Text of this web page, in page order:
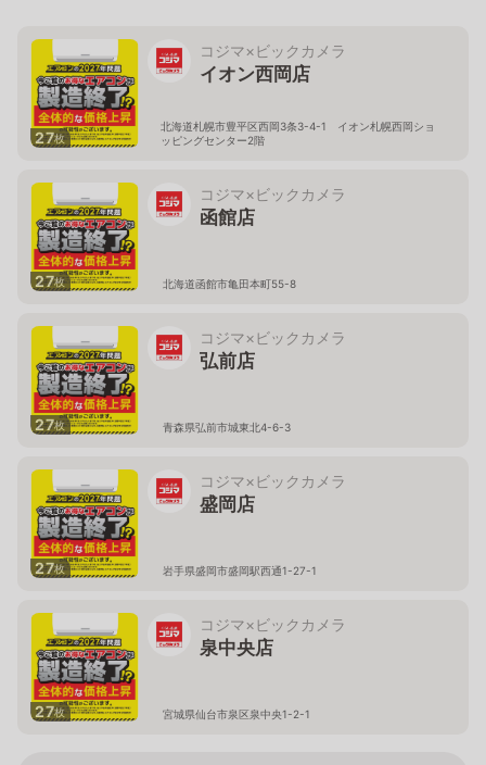
27枚
コジマ×ビックカメラ
イオン西岡店
北海道札幌市豊平区西岡3条3-4-1 イオン札幌西岡ショ
ッピングセンター2階
27枚
コジマ×ビックカメラ
函館店
北海道函館市亀田本町55-8
27枚
コジマ×ビックカメラ
弘前店
青森県弘前市城東北4-6-3
27枚
コジマ×ビックカメラ
盛岡店
岩手県盛岡市盛岡駅西通1-27-1
27枚
コジマ×ビックカメラ
泉中央店
宮城県仙台市泉区泉中央1-2-1